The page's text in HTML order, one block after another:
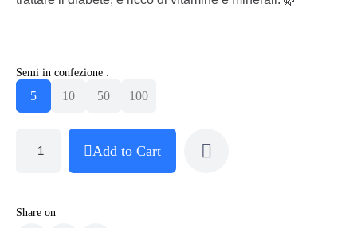
Semi in confezione :
5 10 50 100
Add to Cart
Share on